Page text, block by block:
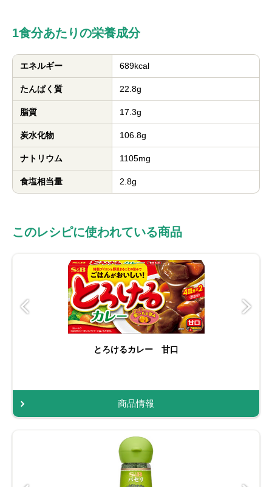
1食分あたりの栄養成分
エネルギー 689kcal
たんぱく質 22.8g
脂質 17.3g
炭水化物 106.8g
ナトリウム 1105mg
食塩相当量 2.8g
このレシピに使われている商品
とろけるカレー 甘口
商品情報